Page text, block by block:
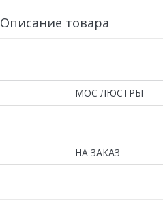
Описание товара
МОС ЛЮСТРЫ
НА ЗАКАЗ